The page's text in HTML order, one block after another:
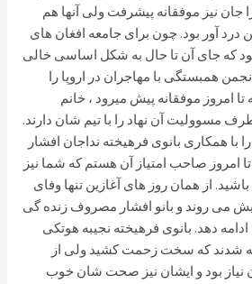
جان نیز موفقانه پیشرفت ولی آنها هم
درد آور بود. چون برای جامعه افغان های
که جای آن تا حال به شکل اساسی خالی
همبستگی با مهاجران در اروپا را
تا امروز موفقانه پیش میرود ، خانم
به اینطرف مسوولیت آن نهاد را با تیم شان دارند.
با همکاری بانوی فرهیخته نداجان افشار
تا امروز صاحب امتیاز آن هستم که شما نیز
از همان روز های آغازین تنها وفای
می روند و بانو افشار مصروف زنده گی
دهد. بانوی فرهیخته نجیبه هوتکی
شدند که سخت زحمت کشید ولی از
نیاز بود و ایشان نیز صحت شان خوب